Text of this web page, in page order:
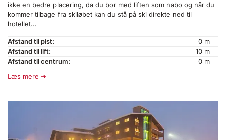
ikke en bedre placering, da du bor med liften som nabo og når du
kommer tilbage fra skiløbet kan du stå på ski direkte ned til
hotellet...
Afstand til pist:
0 m
Afstand til lift:
10 m
Afstand til centrum:
0 m
Læs mere